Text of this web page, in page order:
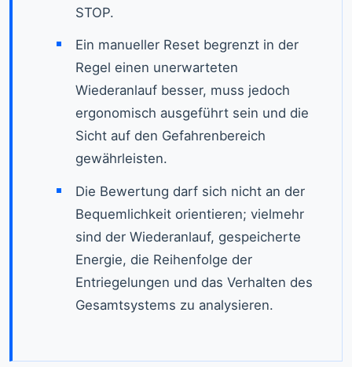
STOP.
Ein manueller Reset begrenzt in der
Regel einen unerwarteten
Wiederanlauf besser, muss jedoch
ergonomisch ausgeführt sein und die
Sicht auf den Gefahrenbereich
gewährleisten.
Die Bewertung darf sich nicht an der
Bequemlichkeit orientieren; vielmehr
sind der Wiederanlauf, gespeicherte
Energie, die Reihenfolge der
Entriegelungen und das Verhalten des
Gesamtsystems zu analysieren.